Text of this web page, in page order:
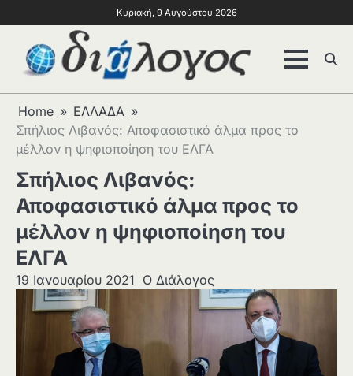
Κυριακή, 9 Αυγούστου 2026
Home
ΕΛΛΑΔΑ
Σπήλιος Λιβανός: Αποφασιστικό άλμα προς το
μέλλον η ψηφιοποίηση του ΕΛΓΑ
Σπήλιος Λιβανός:
Αποφασιστικό άλμα προς το
μέλλον η ψηφιοποίηση του
ΕΛΓΑ
19 Ιανουαρίου 2021 Ο Διάλογος